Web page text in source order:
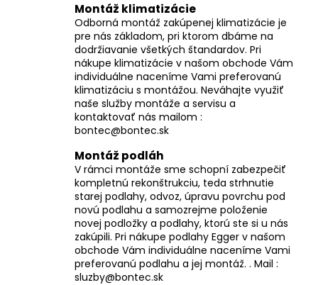
Montáž klimatizácie
Odborná montáž zakúpenej klimatizácie je
pre nás základom, pri ktorom dbáme na
dodržiavanie všetkých štandardov. Pri
nákupe klimatizácie v našom obchode Vám
individuálne naceníme Vami preferovanú
klimatizáciu s montážou. Neváhajte využiť
naše služby montáže a servisu a
kontaktovať nás mailom :
bontec@bontec.sk
Montáž podláh
V rámci montáže sme schopní zabezpečiť
kompletnú rekonštrukciu, teda strhnutie
starej podlahy, odvoz, úpravu povrchu pod
novú podlahu a samozrejme položenie
novej podložky a podlahy, ktorú ste si u nás
zakúpili. Pri nákupe podlahy Egger v našom
obchode Vám individuálne naceníme Vami
preferovanú podlahu a jej montáž. . Mail :
sluzby@bontec.sk